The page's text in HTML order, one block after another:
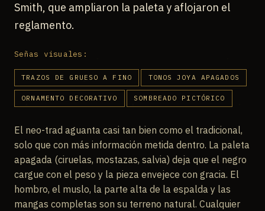
Smith, que ampliaron la paleta y aflojaron el
reglamento.
Señas visuales:
TRAZOS DE GRUESO A FINO TONOS JOYA APAGADOS
ORNAMENTO DECORATIVO SOMBREADO PICTÓRICO
El neo-trad aguanta casi tan bien como el tradicional,
solo que con más información metida dentro. La paleta
apagada (ciruelas, mostazas, salvia) deja que el negro
cargue con el peso y la pieza envejece con gracia. El
hombro, el muslo, la parte alta de la espalda y las
mangas completas son su terreno natural. Cualquier